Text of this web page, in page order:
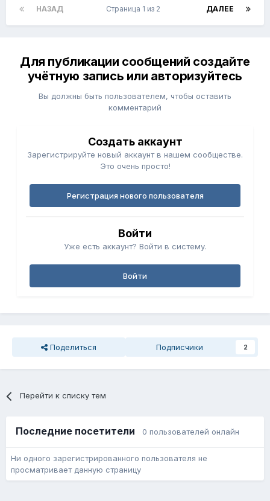
НАЗАД ДАЛЕЕ
Страница 1 из 2
Для публикации сообщений создайте
учётную запись или авторизуйтесь
Вы должны быть пользователем, чтобы оставить
комментарий
Создать аккаунт
Зарегистрируйте новый аккаунт в нашем сообществе.
Это очень просто!
Регистрация нового пользователя
Войти
Уже есть аккаунт? Войти в систему.
Войти
Поделиться Подписчики 2
Перейти к списку тем
Последние посетители 0 пользователей онлайн
Ни одного зарегистрированного пользователя не
просматривает данную страницу